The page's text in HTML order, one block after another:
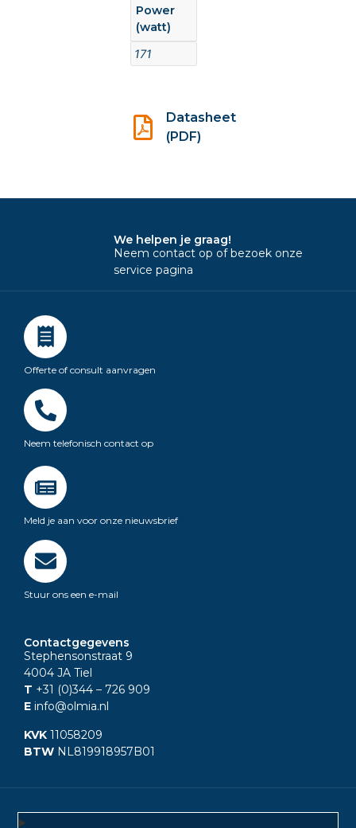
Power
(watt)
171
Datasheet
(PDF)
We helpen je graag!
Neem contact op of bezoek onze
service pagina
Offerte of consult aanvragen
Neem telefonisch contact op
Meld je aan voor onze nieuwsbrief
Stuur ons een e-mail
Contactgegevens
Stephensonstraat 9
4004 JA Tiel
T +31 (0)344 – 726 909
E info@olmia.nl
KVK 11058209
BTW NL819918957B01